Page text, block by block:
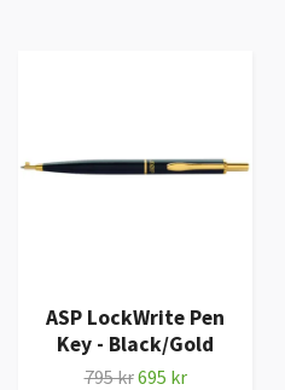
ASP LockWrite Pen
Key - Black/Gold
795 kr695 kr